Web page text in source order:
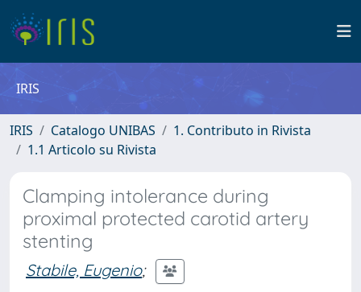
IRIS
IRIS Catalogo UNIBAS
1. Contributo in Rivista
1.1 Articolo su Rivista
Clamping intolerance during
proximal protected carotid artery
stenting
Stabile, Eugenio;